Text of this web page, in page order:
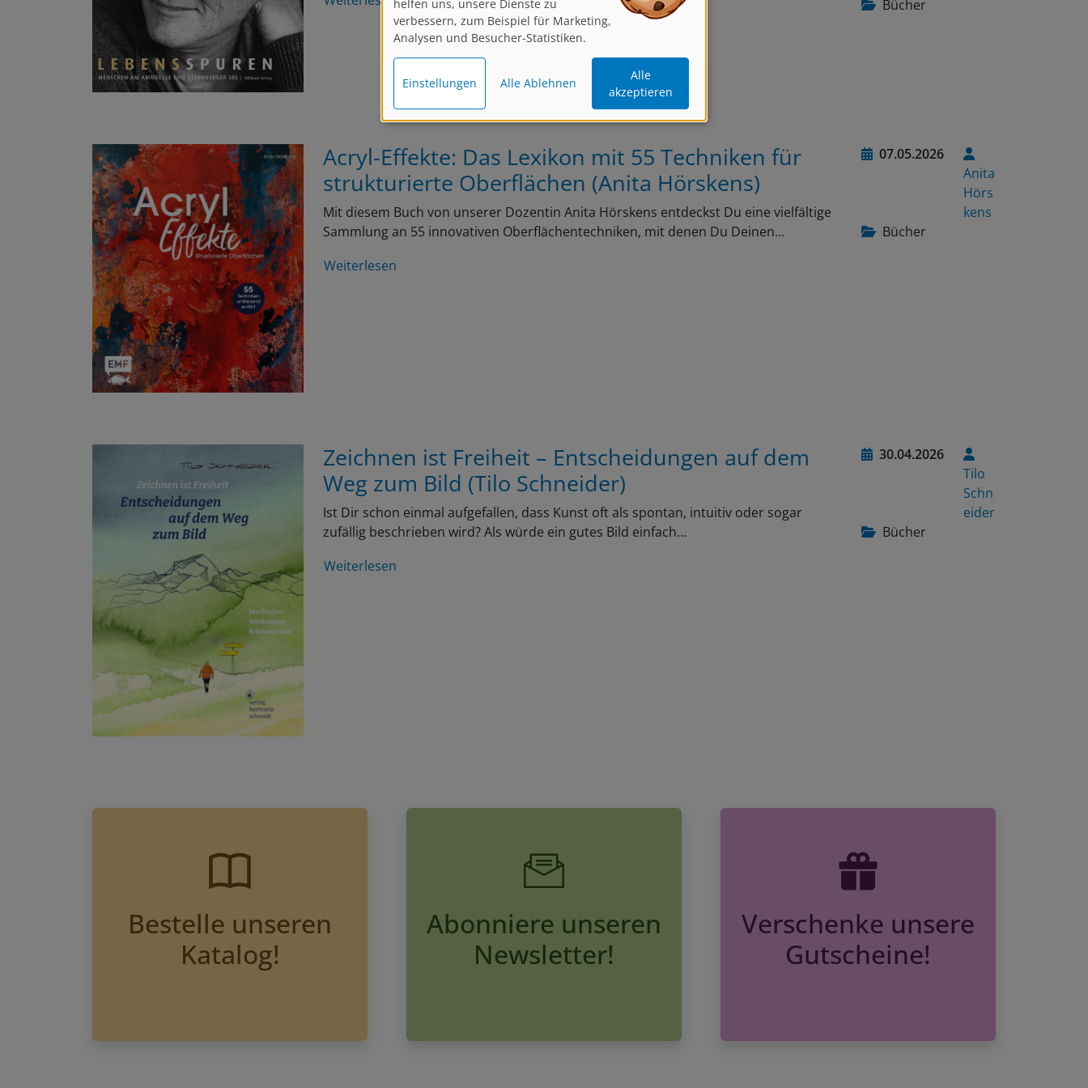
07.05.2026
Anita
Hörs
kens
Bücher
Acryl-Effekte: Das Lexikon mit 55 Techniken für
strukturierte Oberflächen (Anita Hörskens)
Mit diesem Buch von unserer Dozentin Anita Hörskens entdeckst Du eine vielfältige
Sammlung an 55 innovativen Oberflächentechniken, mit denen Du Deinen…
Weiterlesen
30.04.2026
Tilo
Schn
eider
Bücher
Zeichnen ist Freiheit – Entscheidungen auf dem
Weg zum Bild (Tilo Schneider)
Ist Dir schon einmal aufgefallen, dass Kunst oft als spontan, intuitiv oder sogar
zufällig beschrieben wird? Als würde ein gutes Bild einfach…
Weiterlesen
Bestelle unseren
Katalog!
Abonniere unseren
Newsletter!
Verschenke unsere
Gutscheine!
Analysen und Besucher-Statistiken.
Einstellungen
Alle
akzeptieren